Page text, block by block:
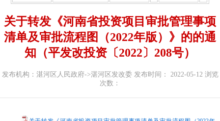
关于转发《河南省投资项目审批管理事项
清单及审批流程图（2022年版）》的的通
知（平发改投资〔2022〕208号）
发布机构：湛河区人民政府->湛河区发改委 发布时间： 2022-05-12 浏览
次数：